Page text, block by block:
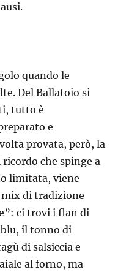
quando le
Del Ballatoio si
tutto è
e
provata, però, la
che spinge a
limitata, viene
mix di tradizione
ci trovi i flan di
il tonno di
di salsiccia e
al forno, ma